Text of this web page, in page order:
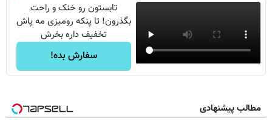
تابستون رو خنک و راحت
بگذرون! تا پنکه رومیزی مه پاش
تخفیف داره بخرش
سفارش بده!
مطالب پیشنهادی